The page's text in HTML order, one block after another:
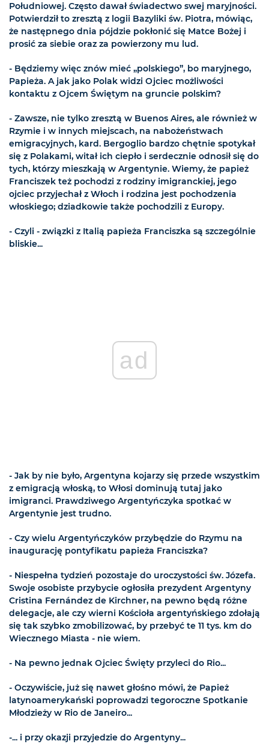
Południowej. Często dawał świadectwo swej maryjności.
Potwierdził to zresztą z logii Bazyliki św. Piotra, mówiąc,
że następnego dnia pójdzie pokłonić się Matce Bożej i
prosić za siebie oraz za powierzony mu lud.
- Będziemy więc znów mieć „polskiego”, bo maryjnego,
Papieża. A jak jako Polak widzi Ojciec możliwości
kontaktu z Ojcem Świętym na gruncie polskim?
- Zawsze, nie tylko zresztą w Buenos Aires, ale również w
Rzymie i w innych miejscach, na nabożeństwach
emigracyjnych, kard. Bergoglio bardzo chętnie spotykał
się z Polakami, witał ich ciepło i serdecznie odnosił się do
tych, którzy mieszkają w Argentynie. Wiemy, że papież
Franciszek też pochodzi z rodziny imigranckiej, jego
ojciec przyjechał z Włoch i rodzina jest pochodzenia
włoskiego; dziadkowie także pochodzili z Europy.
- Czyli - związki z Italią papieża Franciszka są szczególnie
bliskie...
ad
- Jak by nie było, Argentyna kojarzy się przede wszystkim
z emigracją włoską, to Włosi dominują tutaj jako
imigranci. Prawdziwego Argentyńczyka spotkać w
Argentynie jest trudno.
- Czy wielu Argentyńczyków przybędzie do Rzymu na
inaugurację pontyfikatu papieża Franciszka?
- Niespełna tydzień pozostaje do uroczystości św. Józefa.
Swoje osobiste przybycie ogłosiła prezydent Argentyny
Cristina Fernández de Kirchner, na pewno będą różne
delegacje, ale czy wierni Kościoła argentyńskiego zdołają
się tak szybko zmobilizować, by przebyć te 11 tys. km do
Wiecznego Miasta - nie wiem.
- Na pewno jednak Ojciec Święty przyleci do Rio...
- Oczywiście, już się nawet głośno mówi, że Papież
latynoamerykański poprowadzi tegoroczne Spotkanie
Młodzieży w Rio de Janeiro...
-... i przy okazji przyjedzie do Argentyny...